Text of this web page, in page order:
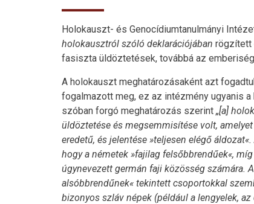
Holokauszt- és Genocídiumtanulmányi
holokausztról szóló deklarációjában rögzített
fasiszta üldöztetések, továbbá az
A holokauszt meghatározásaként azt
fogalmazott meg, ez az intézmény ugyanis
szóban forgó meghatározás szerint „[a]
üldöztetése és megsemmisítése volt,
eredetű, és jelentése »teljesen elégő
hogy a németek »fajilag felsőbbrendűek«,
úgynevezett germán faji közösség számára.
alsóbbrendűnek« tekintett csoportokkal
bizonyos szláv népek (például a lengyelek,